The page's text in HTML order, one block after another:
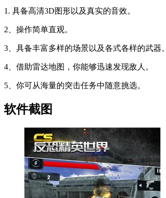
1. 具备高清3D图形以及真实的音效。
2、操作简单直观。
3、具备丰富多样的场景以及各式各样的武器。
4、借助雷达地图，你能够迅速发现敌人。
5、你可从海量的突击任务中随意挑选。
软件截图